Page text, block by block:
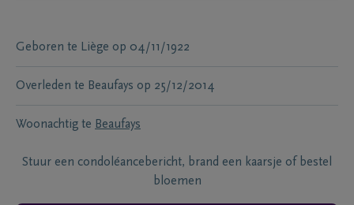
Geboren te Liège op 04/11/1922
Overleden te Beaufays op 25/12/2014
Woonachtig te Beaufays
Stuur een condoléancebericht, brand een kaarsje of bestel
bloemen